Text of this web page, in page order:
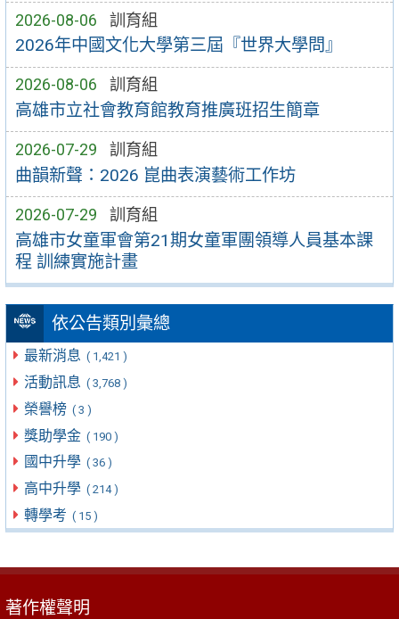
2026-08-06 訓育組
2026年中國文化大學第三屆『世界大學問』
2026-08-06 訓育組
高雄市立社會教育館教育推廣班招生簡章
2026-07-29 訓育組
曲韻新聲：2026 崑曲表演藝術工作坊
2026-07-29 訓育組
高雄市女童軍會第21期女童軍團領導人員基本課
程 訓練實施計畫
依公告類別彙總
最新消息 ( 1,421 )
活動訊息 ( 3,768 )
榮譽榜 ( 3 )
獎助學金 ( 190 )
國中升學 ( 36 )
高中升學 ( 214 )
轉學考 ( 15 )
著作權聲明